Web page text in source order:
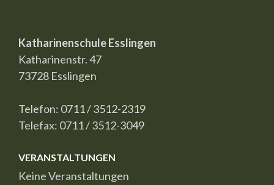
Katharinenschule Esslingen
Katharinenstr. 47
73728 Esslingen
Telefon: 0711 / 3512-2319
Telefax: 0711 / 3512-3049
VERANSTALTUNGEN
Keine Veranstaltungen